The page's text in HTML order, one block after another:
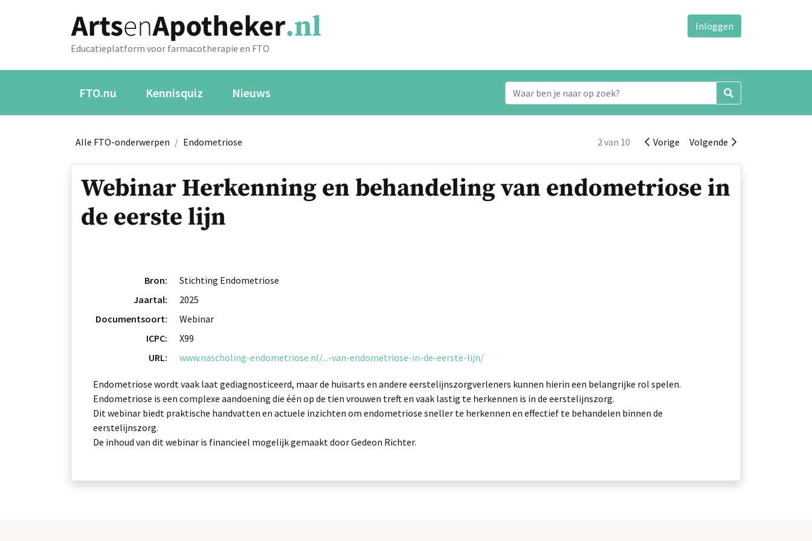
Educatieplatform voor farmacotherapie en FTO
Inloggen
FTO.nu Kennisquiz Nieuws
Alle FTO-onderwerpen / Endometriose 2 van 10 Vorige Volgende
Webinar Herkenning en behandeling van endometriose in
de eerste lijn
Bron:
Stichting Endometriose
Jaartal:
2025
Documentsoort:
Webinar
ICPC:
X99
URL:
www.nascholing-endometriose.nl/...-van-endometriose-in-de-eerste-lijn/
Endometriose wordt vaak laat gediagnosticeerd, maar de huisarts en andere eerstelijnszorgverleners kunnen hierin een belangrijke rol spelen.
Endometriose is een complexe aandoening die één op de tien vrouwen treft en vaak lastig te herkennen is in de eerstelijnszorg.
Dit webinar biedt praktische handvatten en actuele inzichten om endometriose sneller te herkennen en effectief te behandelen binnen de
eerstelijnszorg.
De inhoud van dit webinar is financieel mogelijk gemaakt door Gedeon Richter.